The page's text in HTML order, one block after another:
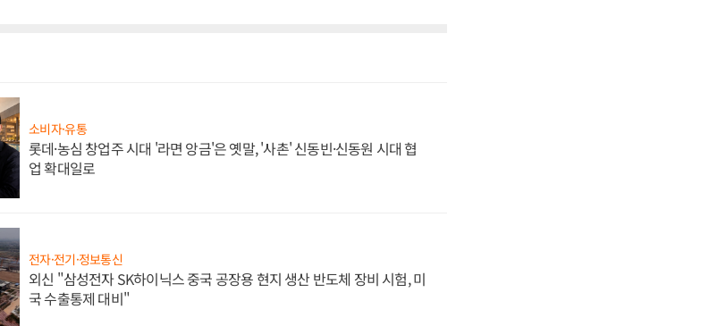
소비자·유통
롯데·농심 창업주 시대 '라면 앙금'은 옛말, '사촌' 신동빈·신동원 시대 협
업 확대일로
전자·전기·정보통신
외신 "삼성전자 SK하이닉스 중국 공장용 현지 생산 반도체 장비 시험, 미
국 수출통제 대비"